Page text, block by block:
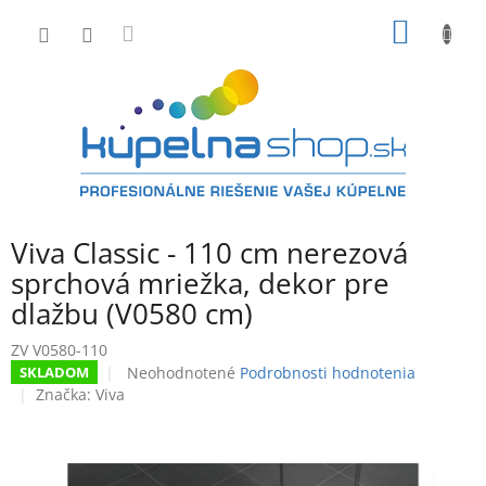
Viva Classic - 110 cm nerezová
sprchová mriežka, dekor pre
dlažbu (V0580 cm)
ZV V0580-110
SKLADOM
Priemerné
Neohodnotené Podrobnosti hodnotenia
Značka: Viva